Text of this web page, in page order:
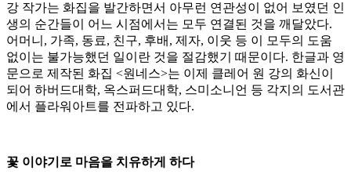
강 작가는 화집을 발간하면서 아무런 연관성이 없어 보였던 인
생의 순간들이 어느 시점에서는 모두 연결된 것을 깨달았다.
어머니, 가족, 동료, 친구, 후배, 제자, 이웃 등 이 모두의 도움
없이는 불가능했던 일이란 것을 절감했기 때문이다. 한글과 영
문으로 제작된 화집 <원네스>는 이제 클레어 원 강의 화신이
되어 하버드대학, 옥스퍼드대학, 스미소니언 등 각지의 도서관
에서 플라워아트를 전파하고 있다.
꽃 이야기로 마음을 치유하게 하다